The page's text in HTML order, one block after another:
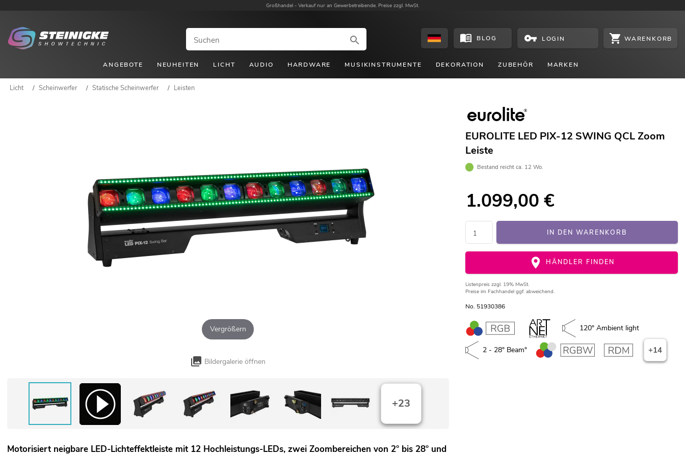
Großhandel - Verkauf nur an Gewerbetreibende. Preise zzgl. MwSt.
BLOG LOGIN WARENKORB
ANGEBOTE NEUHEITEN LICHT AUDIO HARDWARE MUSIKINSTRUMENTE DEKORATION ZUBEHÖR MARKEN
Licht / Scheinwerfer / Statische Scheinwerfer / Leisten
Vergrößern
Bildergalerie öffnen
+23
EUROLITE LED PIX-12 SWING QCL Zoom
Leiste
Bestand reicht ca. 12 Wo.
1.099,00 €
IN DEN WARENKORB
HÄNDLER FINDEN
Listenpreis zzgl. 19% MwSt.
Preise im Fachhandel ggf. abweichend.
No. 51930386
120° Ambient light
2 - 28° Beam° +14
Motorisiert neigbare LED-Lichteffektleiste mit 12 Hochleistungs-LEDs, zwei Zoombereichen von 2° bis 28° und